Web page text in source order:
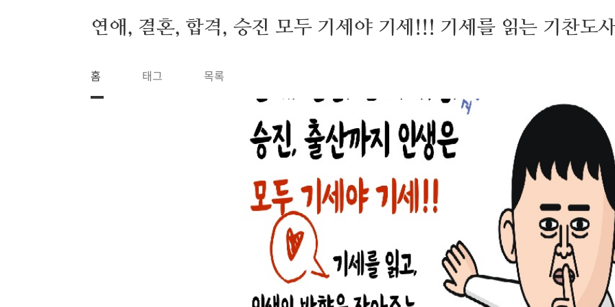
연애, 결혼, 합격, 승진 모두 기세야 기세!!! 기세를 읽는 기찬도
홈 태그 목록